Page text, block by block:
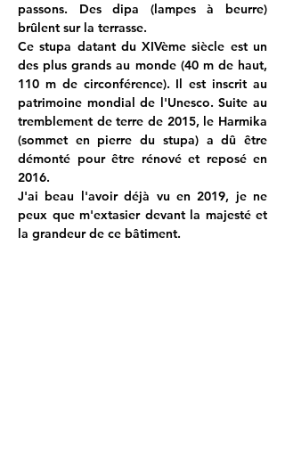
passons. Des dipa (lampes à beurre)
brûlent sur la terrasse.
Ce stupa datant du XIVème siècle est un
des plus grands au monde (40 m de haut,
110 m de circonférence). Il est inscrit au
patrimoine mondial de l'Unesco. Suite au
tremblement de terre de 2015, le Harmika
(sommet en pierre du stupa) a dû être
démonté pour être rénové et reposé en
2016.
J'ai beau l'avoir déjà vu en 2019, je ne
peux que m'extasier devant la majesté et
la grandeur de ce bâtiment.